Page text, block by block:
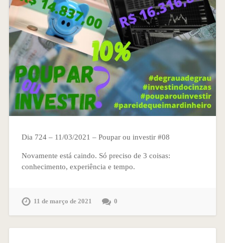
Dia 724 – 11/03/2021 – Poupar ou investir #08
Novamente está caindo. Só preciso de 3 coisas:
conhecimento, experiência e tempo.
11 de março de 2021 0